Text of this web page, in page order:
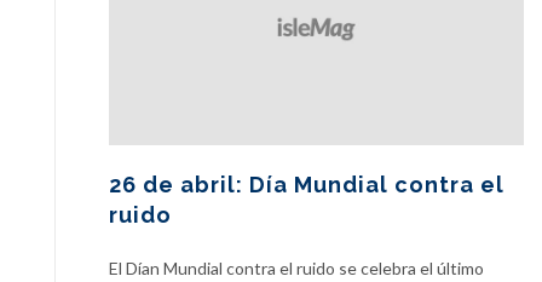
26 de abril: Día Mundial contra el
ruido
El Dían Mundial contra el ruido se celebra el último